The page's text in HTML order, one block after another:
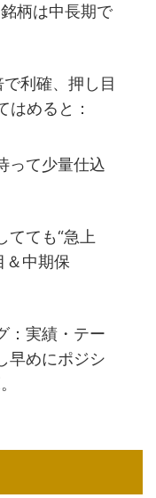
柄は中長期で
利確、押し目
はめると：
って少量仕込
てても“急上
＆中期保
：実績・テー
早めにポジシ